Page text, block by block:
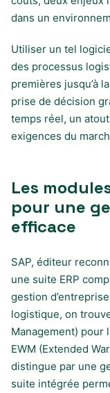
dans un
Utiliser un tel
des processus
premières jusqu’à
prise de décision
temps réel, un
exigences du
Les
pour une
efficace
SAP, éditeur
une suite ERP
gestion
logistique, on
Management) pour
EWM (Extended
distingue par une
suite intégrée